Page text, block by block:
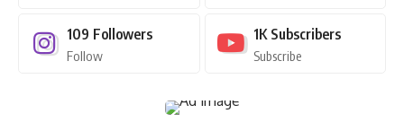
109 Followers
Follow
1K Subscribers
Subscribe